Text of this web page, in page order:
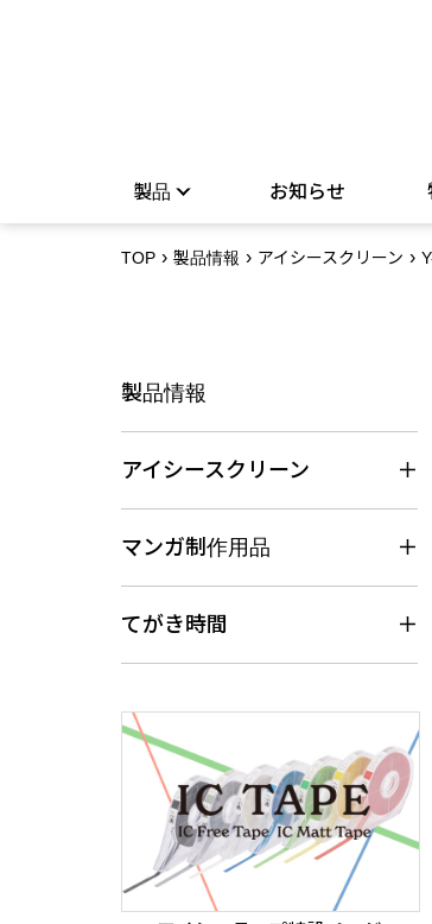
製品 お知らせ
TOP 製品情報 アイシースクリーン
製品情報
アイシースクリーン
マンガ制作用品
てがき時間